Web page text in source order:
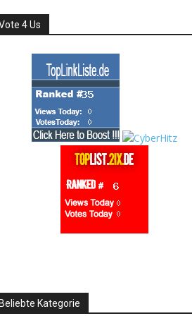
4 Us
Beliebte Kategorie